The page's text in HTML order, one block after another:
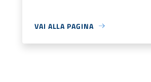
VAI ALLA PAGINA